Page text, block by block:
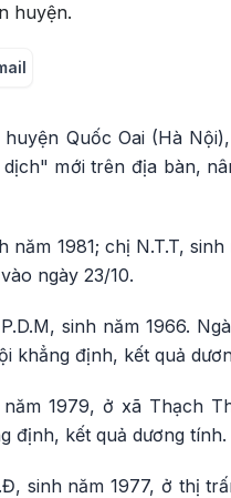
huyện.
Quốc Oai (Hà
mới trên địa bàn,
năm 1981; chị N.T.T,
ngày 23/10.
sinh năm 1966.
khẳng định, kết quả
năm 1979, ở xã Thạch
định, kết quả dương tính.
sinh năm 1977, ở thị